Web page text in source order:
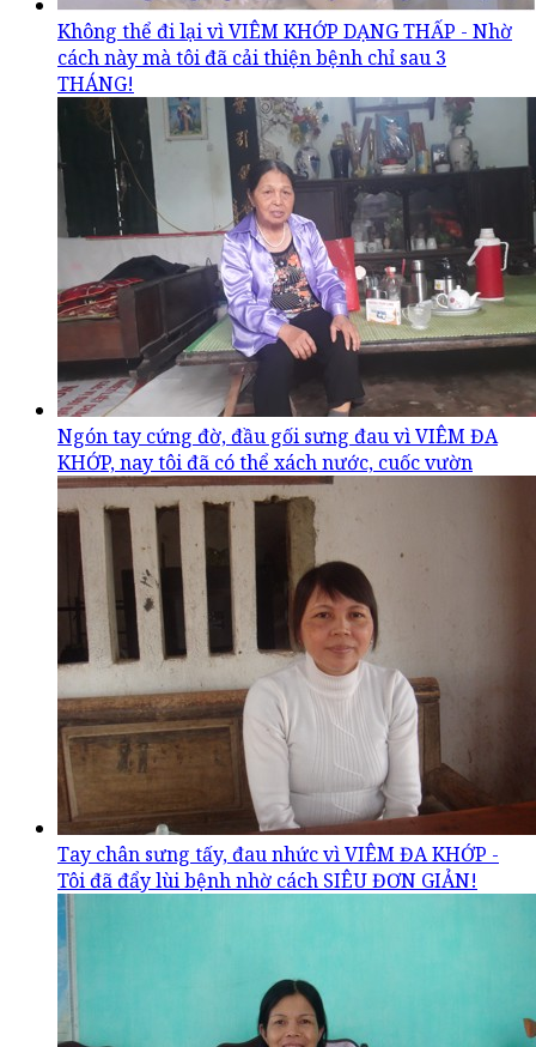
Không thể đi lại vì VIÊM KHỚP DẠNG THẤP - Nhờ
cách này mà tôi đã cải thiện bệnh chỉ sau 3
THÁNG!
Ngón tay cứng đờ, đầu gối sưng đau vì VIÊM ĐA
KHỚP, nay tôi đã có thể xách nước, cuốc vườn
Tay chân sưng tấy, đau nhức vì VIÊM ĐA KHỚP -
Tôi đã đẩy lùi bệnh nhờ cách SIÊU ĐƠN GIẢN!